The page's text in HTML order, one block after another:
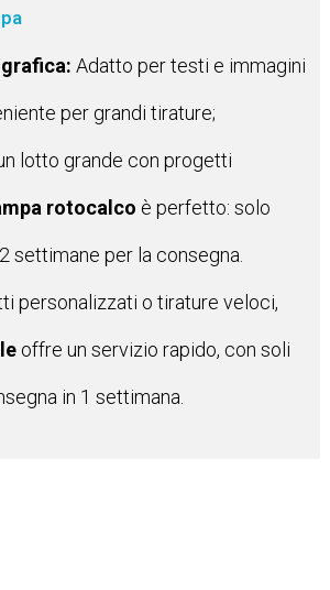
Adatto per testi e immagini
per grandi tirature;
lotto grande con progetti
rotocalco è perfetto: solo
settimane per la consegna.
personalizzati o tirature veloci,
offre un servizio rapido, con soli
in 1 settimana.